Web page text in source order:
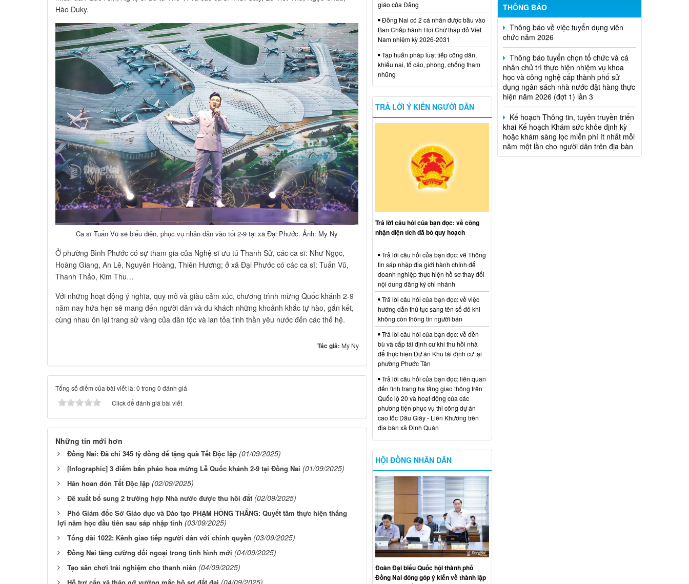
Hào Duky.
Ca sĩ Tuấn Vũ sẽ biểu diễn, phục vụ nhân dân vào tối 2-9 tại xã Đại Phước. Ảnh: My Ny
Ở phường Bình Phước có sự tham gia của Nghệ sĩ ưu tú Thanh Sử, các ca sĩ: Như Ngọc,
Hoàng Giang, An Lê, Nguyên Hoàng, Thiên Hương; ở xã Đại Phước có các ca sĩ: Tuấn Vũ,
Thanh Thảo, Kim Thu…
Với những hoạt động ý nghĩa, quy mô và giàu cảm xúc, chương trình mừng Quốc khánh 2-9
năm nay hứa hẹn sẽ mang đến người dân và du khách những khoảnh khắc tự hào, gắn kết,
cùng nhau ôn lại trang sử vàng của dân tộc và lan tỏa tinh thần yêu nước đến các thế hệ.
Tác giả: My Ny
Tổng số điểm của bài viết là: 0 trong 0 đánh giá
Click để đánh giá bài viết
Những tin mới hơn
Đồng Nai: Đã chi 345 tỷ đồng để tặng quà Tết Độc lập (01/09/2025)
[Infographic] 3 điểm bắn pháo hoa mừng Lễ Quốc khánh 2-9 tại Đồng Nai (01/09/2025)
Hân hoan đón Tết Độc lập (02/09/2025)
Đề xuất bổ sung 2 trường hợp Nhà nước được thu hồi đất (02/09/2025)
Phó Giám đốc Sở Giáo dục và Đào tạo PHẠM HỒNG THẮNG: Quyết tâm thực hiện thắng
lợi năm học đầu tiên sau sáp nhập tỉnh (03/09/2025)
Tổng đài 1022: Kênh giao tiếp người dân với chính quyền (03/09/2025)
Đồng Nai tăng cường đối ngoại trong tình hình mới (04/09/2025)
Tạo sân chơi trải nghiệm cho thanh niên (04/09/2025)
THÔNG BÁO
Thông báo về việc tuyển dụng viên
chức năm 2026
Thông báo tuyển chọn tổ chức và cá
nhân chủ trì thực hiện nhiệm vụ khoa
học và công nghệ cấp thành phố sử
dụng ngân sách nhà nước đặt hàng thực
hiện năm 2026 (đợt 1) lần 3
Kế hoạch Thông tin, tuyên truyền triển
khai Kế hoạch Khám sức khỏe định kỳ
hoặc khám sàng lọc miễn phí ít nhất mỗi
năm một lần cho người dân trên địa bàn
thành phố Đồng Nai
Hỗ trợ đăng tải thông tin hợp nhất,
giáo của Đảng
Đồng Nai có 2 cá nhân được bầu vào
Ban Chấp hành Hội Chữ thập đỏ Việt
Nam nhiệm kỳ 2026-2031
Tập huấn pháp luật tiếp công dân,
khiếu nại, tố cáo, phòng, chống tham
nhũng
TRẢ LỜI Ý KIẾN NGƯỜI DÂN
Trả lời câu hỏi của bạn đọc: về công
nhận diện tích đã bỏ quy hoạch
Trả lời câu hỏi của bạn đọc: về Thông
tin sáp nhập địa giới hành chính để
doanh nghiệp thực hiện hồ sơ thay đổi
nội dung đăng ký chi nhánh
Trả lời câu hỏi của bạn đọc: về việc
hướng dẫn thủ tục sang tên sổ đỏ khi
không còn thông tin người bán
Trả lời câu hỏi của bạn đọc: về đền
bù và cấp tái định cư khi thu hồi nhà
để thực hiện Dự án Khu tái định cư tại
phường Phước Tân
Trả lời câu hỏi của bạn đọc: liên quan
đến tình trạng hạ tầng giao thông trên
Quốc lộ 20 và hoạt động của các
phương tiện phục vụ thi công dự án
cao tốc Dầu Giây - Liên Khương trên
địa bàn xã Định Quán
HỘI ĐỒNG NHÂN DÂN
Đoàn Đại biểu Quốc hội thành phố
Đồng Nai đóng góp ý kiến về thành lập